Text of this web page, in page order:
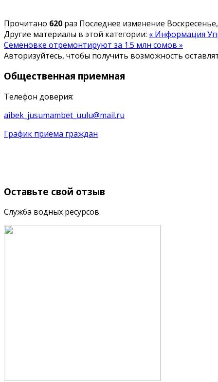
Прочитано 620 раз Последнее изменение
Другие материалы в этой категории: « Информация
Семеновке отремонтируют за 1.5 млн сомов »
Авторизуйтесь, чтобы получить возможность
Общественная приемная
Телефон доверия:
aibek_jusumambet_uulu@mail.ru
График приема граждан
Оставьте свой отзыв
Служба водных ресурсов